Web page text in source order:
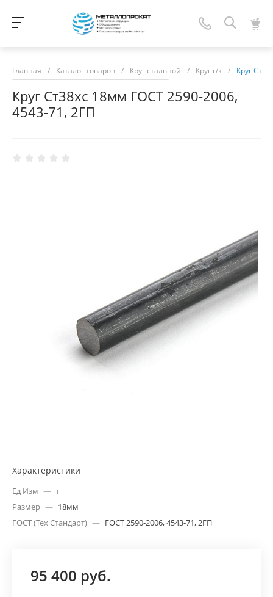
Главная / Каталог товаров / Круг стальной / Круг г/к / Круг
Круг Ст38хс 18мм ГОСТ 2590-2006,
4543-71, 2ГП
Характеристики
Ед Изм — т
Размер — 18мм
ГОСТ (Тех Стандарт) — ГОСТ 2590-2006, 4543-71, 2ГП
95 400 руб.